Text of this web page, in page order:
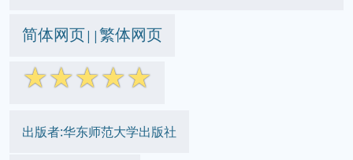
简体网页||繁体网页
☆☆☆☆☆
出版者:华东师范大学出版社